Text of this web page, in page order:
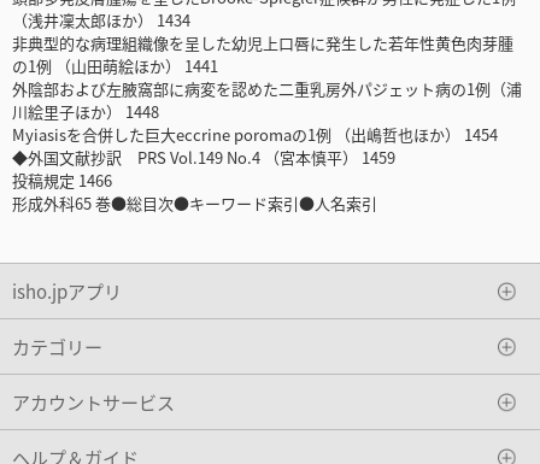
（浅井凜太郎ほか） 1434
非典型的な病理組織像を呈した幼児上口唇に発生した若年性黄色肉芽腫
の1例 （山田萌絵ほか） 1441
外陰部および左腋窩部に病変を認めた二重乳房外パジェット病の1例（浦
川絵里子ほか） 1448
Myiasisを合併した巨大eccrine poromaの1例 （出嶋哲也ほか） 1454
◆外国文献抄訳 PRS Vol.149 No.4 （宮本慎平） 1459
投稿規定 1466
形成外科65 巻●総目次●キーワード索引●人名索引
isho.jpアプリ
カテゴリー
アカウントサービス
ヘルプ＆ガイド